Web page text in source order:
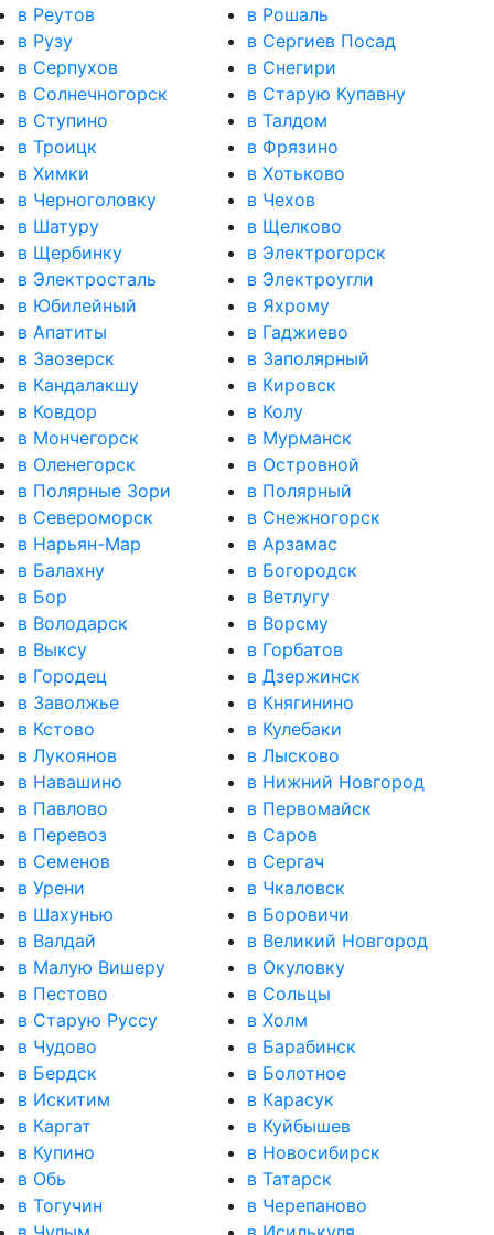
в Реутов
в Рошаль
в Рузу
в Сергиев Посад
в Серпухов
в Снегири
в Солнечногорск
в Старую Купавну
в Ступино
в Талдом
в Троицк
в Фрязино
в Химки
в Хотьково
в Черноголовку
в Чехов
в Шатуру
в Щелково
в Щербинку
в Электрогорск
в Электросталь
в Электроугли
в Юбилейный
в Яхрому
в Апатиты
в Гаджиево
в Заозерск
в Заполярный
в Кандалакшу
в Кировск
в Ковдор
в Колу
в Мончегорск
в Мурманск
в Оленегорск
в Островной
в Полярные Зори
в Полярный
в Североморск
в Снежногорск
в Нарьян-Мар
в Арзамас
в Балахну
в Богородск
в Бор
в Ветлугу
в Володарск
в Ворсму
в Выксу
в Горбатов
в Городец
в Дзержинск
в Заволжье
в Княгинино
в Кстово
в Кулебаки
в Лукоянов
в Лысково
в Навашино
в Нижний Новгород
в Павлово
в Первомайск
в Перевоз
в Саров
в Семенов
в Сергач
в Урени
в Чкаловск
в Шахунью
в Боровичи
в Валдай
в Великий Новгород
в Малую Вишеру
в Окуловку
в Пестово
в Сольцы
в Старую Руссу
в Холм
в Чудово
в Барабинск
в Бердск
в Болотное
в Искитим
в Карасук
в Каргат
в Куйбышев
в Купино
в Новосибирск
в Обь
в Татарск
в Тогучин
в Черепаново